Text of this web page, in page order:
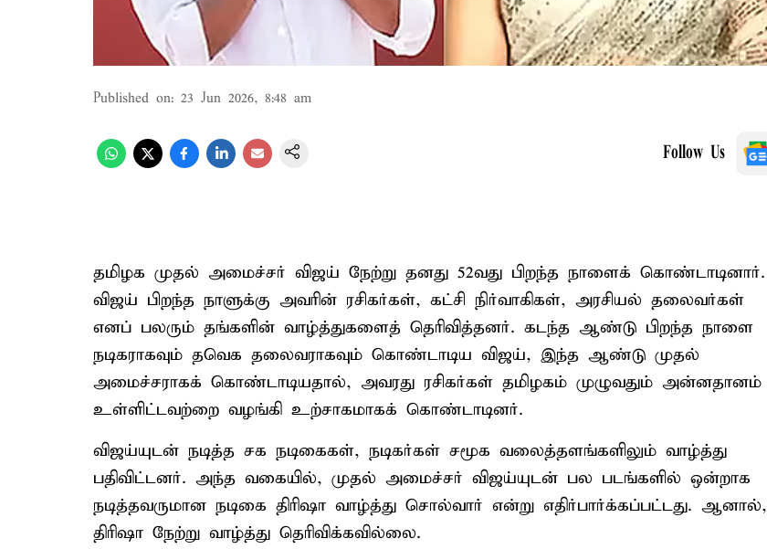
Published on: 23 Jun 2026, 8:48 am
Follow Us
தமிழக முதல் அமைச்சர் விஜய் நேற்று தனது 52வது பிறந்த நாளைக் கொண்டாடினார்.
விஜய் பிறந்த நாளுக்கு அவரின் ரசிகர்கள், கட்சி நிர்வாகிகள், அரசியல் தலைவர்கள்
எனப் பலரும் தங்களின் வாழ்த்துகளைத் தெரிவித்தனர். கடந்த ஆண்டு பிறந்த நாளை
நடிகராகவும் தவெக தலைவராகவும் கொண்டாடிய விஜய், இந்த ஆண்டு முதல்
அமைச்சராகக் கொண்டாடியதால், அவரது ரசிகர்கள் தமிழகம் முழுவதும் அன்னதானம்
உள்ளிட்டவற்றை வழங்கி உற்சாகமாகக் கொண்டாடினர்.
விஜய்யுடன் நடித்த சக நடிகைகள், நடிகர்கள் சமூக வலைத்தளங்களிலும் வாழ்த்து
பதிவிட்டனர். அந்த வகையில், முதல் அமைச்சர் விஜய்யுடன் பல படங்களில் ஒன்றாக
நடித்தவருமான நடிகை திரிஷா வாழ்த்து சொல்வார் என்று எதிர்பார்க்கப்பட்டது. ஆனால்,
திரிஷா நேற்று வாழ்த்து தெரிவிக்கவில்லை.